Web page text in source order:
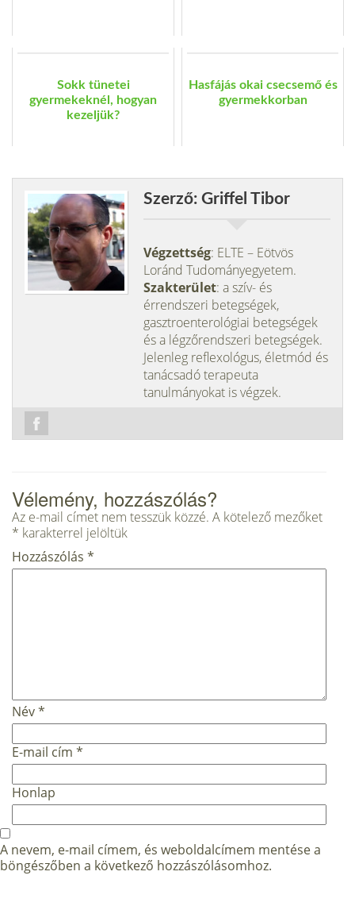
Sokk tünetei
gyermekeknél, hogyan
kezeljük?
Hasfájás okai csecsemő és
gyermekkorban
Szerző: Griffel Tibor
Végzettség: ELTE – Eötvös
Loránd Tudományegyetem.
Szakterület: a szív- és
érrendszeri betegségek,
gasztroenterológiai betegségek
és a légzőrendszeri betegségek.
Jelenleg reflexológus, életmód és
tanácsadó terapeuta
tanulmányokat is végzek.
Vélemény, hozzászólás?
Az e-mail címet nem tesszük közzé. A kötelező mezőket
* karakterrel jelöltük
Hozzászólás *
Név*
E-mail cím *
Honlap
A nevem, e-mail címem, és weboldalcímem mentése a
böngészőben a következő hozzászólásomhoz.